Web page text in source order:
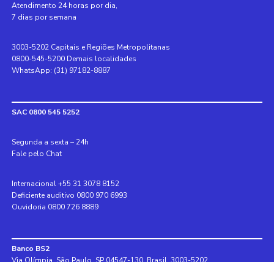
Atendimento 24 horas por dia,
7 dias por semana
3003-5202 Capitais e Regiões Metropolitanas
0800-545-5200 Demais localidades
WhatsApp: (31) 97182-8887
SAC 0800 545 5252
Segunda a sexta – 24h
Fale pelo Chat
Internacional +55 31 3078 8152
Deficiente auditivo 0800 970 6993
Ouvidoria 0800 726 8889
Banco BS2